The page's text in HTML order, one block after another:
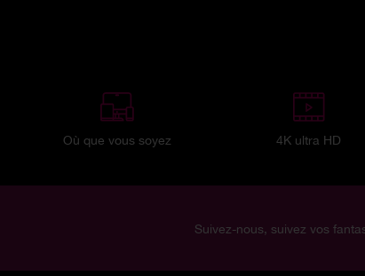
Où que vous soyez 4K ultra HD
Suivez-nous, suivez vos